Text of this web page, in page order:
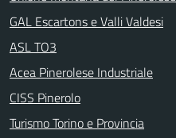
GAL Escartons e Valli Valdesi
ASL TO3
Acea Pinerolese Industriale
CISS Pinerolo
Turismo Torino e Provincia